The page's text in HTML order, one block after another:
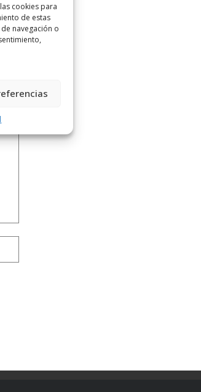
cookies para
de estas
navegación o